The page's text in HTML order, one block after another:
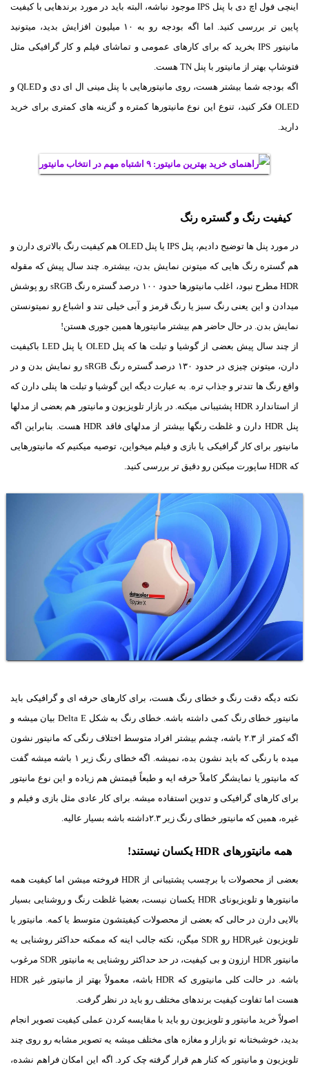
اینچی فول اچ دی با پنل IPS موجود نباشه، البته باید در مورد برندهایی با کیفیت
پایین تر بررسی کنید. اما اگه بودجه رو به ۱۰ میلیون افزایش بدید، میتونید
مانیتور IPS بخرید که برای کارهای عمومی و تماشای فیلم و کار گرافیکی مثل
فتوشاپ بهتر از مانیتور با پنل TN هست.
اگه بودجه شما بیشتر هست، روی مانیتورهایی با پنل مینی ال ای دی و QLED و
OLED فکر کنید، تنوع این نوع مانیتورها کمتره و گزینه های کمتری برای خرید
دارید.
کیفیت رنگ و گستره رنگ
در مورد پنل ها توضیح دادیم، پنل IPS یا پنل OLED هم کیفیت رنگ بالاتری دارن و
هم گستره رنگ هایی که میتونن نمایش بدن، بیشتره. چند سال پیش که مقوله
HDR مطرح نبود، اغلب مانیتورها حدود ۱۰۰ درصد گستره رنگ sRGB رو پوشش
میدادن و این یعنی رنگ سبز یا رنگ قرمز و آبی خیلی تند و اشباع رو نمیتونستن
نمایش بدن. در حال حاضر هم بیشتر مانیتورها همین جوری هستن!
از چند سال پیش بعضی از گوشیا و تبلت ها که پنل OLED یا پنل LED باکیفیت
دارن، میتونن چیزی در حدود ۱۳۰ درصد گستره رنگ sRGB رو نمایش بدن و در
واقع رنگ ها تندتر و جذاب تره. به عبارت دیگه این گوشیا و تبلت ها پنلی دارن که
از استاندارد HDR پشتیبانی میکنه. در بازار تلویزیون و مانیتور هم بعضی از مدلها
پنل HDR دارن و غلظت رنگها بیشتر از مدلهای فاقد HDR هست. بنابراین اگه
مانیتور برای کار گرافیکی یا بازی و فیلم میخواین، توصیه میکنیم که مانیتورهایی
که HDR ساپورت میکنن رو دقیق تر بررسی کنید.
نکته دیگه دقت رنگ و خطای رنگ هست، برای کارهای حرفه ای و گرافیکی باید
مانیتور خطای رنگ کمی داشته باشه. خطای رنگ به شکل Delta E بیان میشه و
اگه کمتر از ۲.۳ باشه، چشم بیشتر افراد متوسط اختلاف رنگی که مانیتور نشون
میده با رنگی که باید نشون بده، نمیشه. اگه خطای رنگ زیر ۱ باشه میشه گفت
که مانیتور یا نمایشگر کاملاً حرفه ایه و طبعاً قیمتش هم زیاده و این نوع مانیتور
برای کارهای گرافیکی و تدوین استفاده میشه. برای کار عادی مثل بازی و فیلم و
غیره، همین که مانیتور خطای رنگ زیر ۲.۳داشته باشه بسیار عالیه.
همه مانیتورهای HDR یکسان نیستند!
بعضی از محصولات با برچسب پشتیبانی از HDR فروخته میشن اما کیفیت همه
مانیتورها و تلویزیونای HDR یکسان نیست، بعضیا غلظت رنگ و روشنایی بسیار
بالایی دارن در حالی که بعضی از محصولات کیفیتشون متوسط یا کمه. مانیتور یا
تلویزیون غیرHDR رو SDR میگن، نکته جالب اینه که ممکنه حداکثر روشنایی یه
مانیتور HDR ارزون و بی کیفیت، در حد حداکثر روشنایی یه مانیتور SDR مرغوب
باشه. در حالت کلی مانیتوری که HDR باشه، معمولاً بهتر از مانیتور غیر HDR
هست اما تفاوت کیفیت برندهای مختلف رو باید در نظر گرفت.
اصولاً خرید مانیتور و تلویزیون رو باید با مقایسه کردن عملی کیفیت تصویر انجام
بدید، خوشبختانه تو بازار و مغازه های مختلف میشه یه تصویر مشابه رو روی چند
تلویزیون و مانیتور که کنار هم قرار گرفته چک کرد. اگه این امکان فراهم نشده،